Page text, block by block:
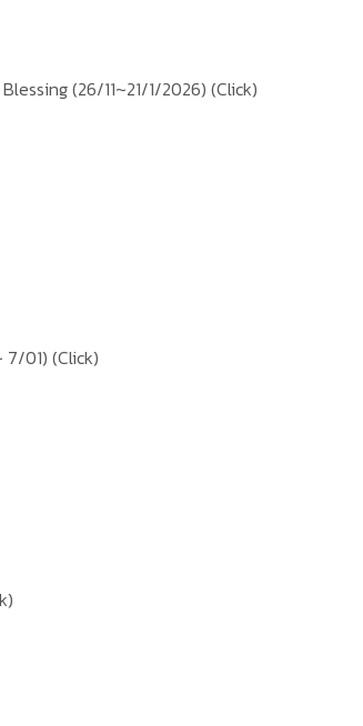
(26/11~21/1/2026) (Click)
7/01) (Click)